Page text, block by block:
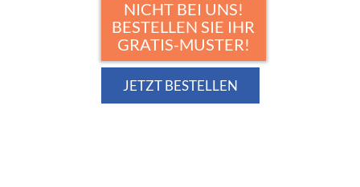
NICHT BEI UNS!
BESTELLEN SIE IHR
GRATIS-MUSTER!
JETZT BESTELLEN